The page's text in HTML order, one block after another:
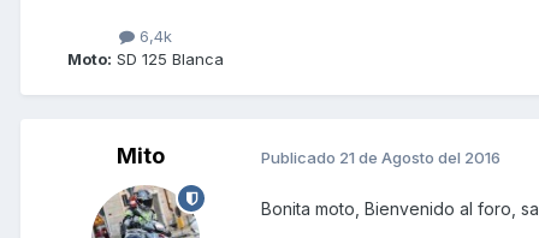
6,4k
Moto: SD 125 Blanca
Mito Publicado 21 de Agosto del 2016
Bonita moto, Bienvenido al foro,